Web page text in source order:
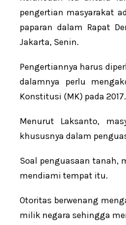
pengertian masyarakat
paparan dalam Rapat
Jakarta, Senin.
Pengertiannya harus
dalamnya perlu
Konstitusi (MK) pada 2017.
Menurut Laksanto,
khususnya dalam
Soal penguasaan tanah,
mendiami tempat itu.
Otoritas berwenang
milik negara sehingga